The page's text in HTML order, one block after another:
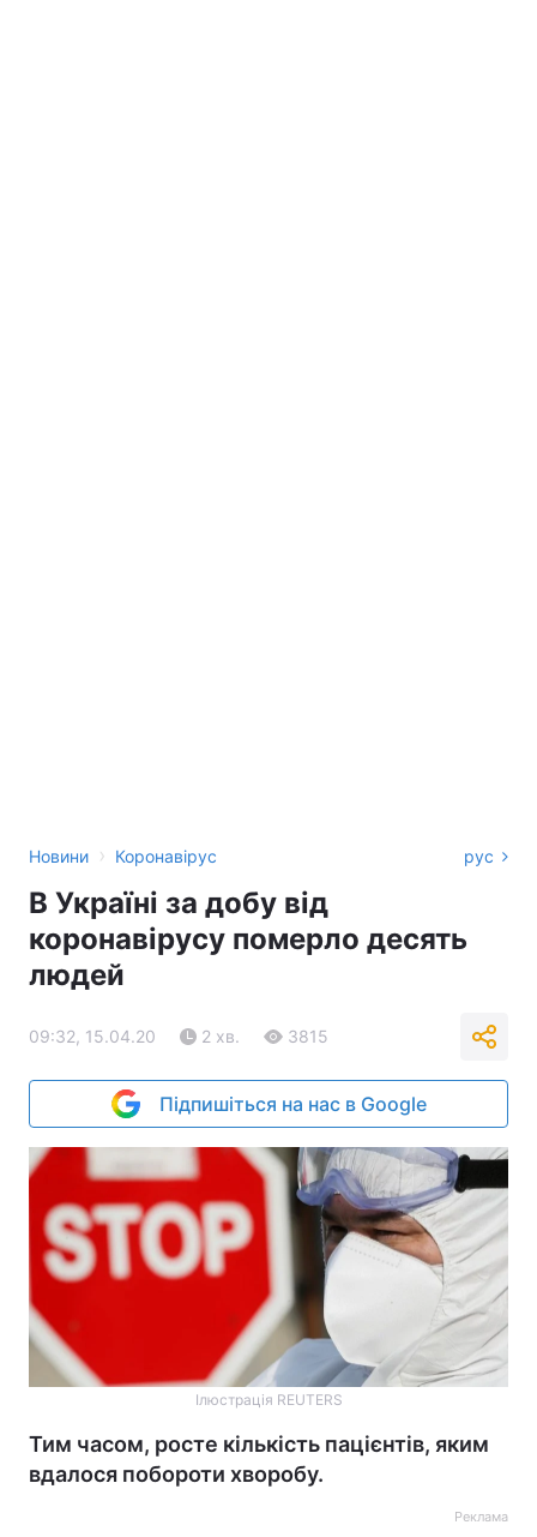
Новини › Коронавірус рус
В Україні за добу від
коронавірусу померло десять
людей
09:32, 15.04.20 2 хв. 3815
Підпишіться на нас в Google
Ілюстрація REUTERS
Тим часом, росте кількість пацієнтів, яким
вдалося побороти хворобу.
Реклама